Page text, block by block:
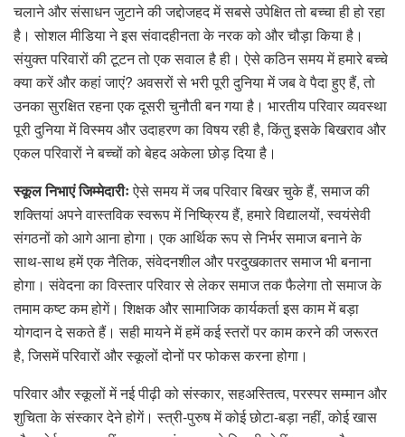
चलाने और संसाधन जुटाने की जद्दोजहद में सबसे उपेक्षित तो बच्चा ही हो रहा
है। सोशल मीडिया ने इस संवादहीनता के नरक को और चौड़ा किया है।
संयुक्त परिवारों की टूटन तो एक सवाल है ही। ऐसे कठिन समय में हमारे बच्चे
क्या करें और कहां जाएं? अवसरों से भरी पूरी दुनिया में जब वे पैदा हुए हैं, तो
उनका सुरक्षित रहना एक दूसरी चुनौती बन गया है। भारतीय परिवार व्यवस्था
पूरी दुनिया में विस्मय और उदाहरण का विषय रही है, किंतु इसके बिखराव और
एकल परिवारों ने बच्चों को बेहद अकेला छोड़ दिया है।
स्कूल निभाएं जिम्मेदारीःऐसे समय में जब परिवार बिखर चुके हैं, समाज की
शक्तियां अपने वास्तविक स्वरूप में निष्क्रिय हैं, हमारे विद्यालयों, स्वयंसेवी
संगठनों को आगे आना होगा। एक आर्थिक रूप से निर्भर समाज बनाने के
साथ-साथ हमें एक नैतिक, संवेदनशील और परदुखकातर समाज भी बनाना
होगा। संवेदना का विस्तार परिवार से लेकर समाज तक फैलेगा तो समाज के
तमाम कष्ट कम होगें। शिक्षक और सामाजिक कार्यकर्ता इस काम में बड़ा
योगदान दे सकते हैं। सही मायने में हमें कई स्तरों पर काम करने की जरूरत
है, जिसमें परिवारों और स्कूलों दोनों पर फोकस करना होगा।
परिवार और स्कूलों में नई पीढ़ी को संस्कार, सहअस्तित्व, परस्पर सम्मान और
शुचिता के संस्कार देने होगें। स्त्री-पुरुष में कोई छोटा-बड़ा नहीं, कोई खास